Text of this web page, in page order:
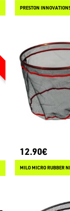
12.90€
MILO MICRO RUBBER